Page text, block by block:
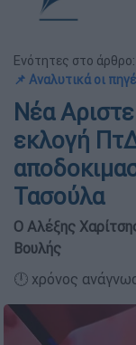
Ενότητες στο άρθρο:
📌 Αναλυτικά οι
Νέα
εκλογή
Τασούλα
Ο Αλέξης
Βουλής
🕛 χρόνος